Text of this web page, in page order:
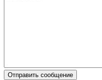
Отправить сообщение